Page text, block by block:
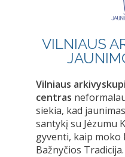
VILNIAUS
Vilniaus
centras
siekia, kad
santykį su Jėzumu
gyventi, kaip moko
Bažnyčios Tradicija.